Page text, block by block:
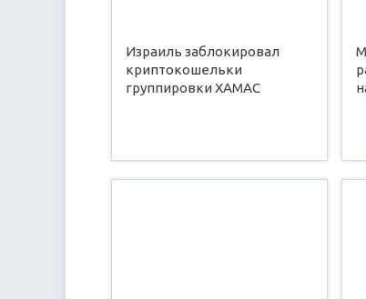
Израиль заблокировал
криптокошельки
группировки ХАМАС